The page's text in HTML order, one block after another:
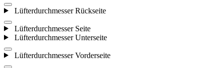
Lüfterdurchmesser Rückseite
Lüfterdurchmesser Seite
Lüfterdurchmesser Unterseite
Lüfterdurchmesser Vorderseite